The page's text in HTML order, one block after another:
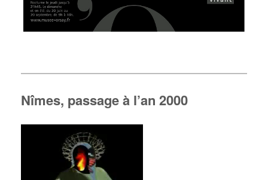
Nîmes, passage à l’an 2000